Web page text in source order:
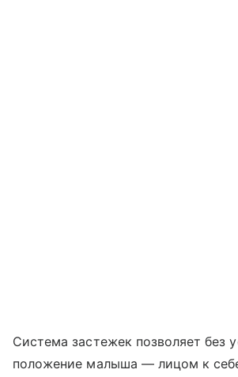
Система застежек позволяет без
положение малыша — лицом к